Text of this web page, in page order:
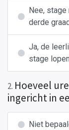
Nee,
derde
Ja, de
stage
2. Hoeveel
ingericht in
Niet